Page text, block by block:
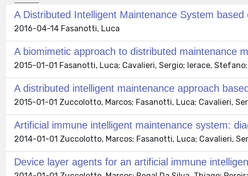
A Distributed Intelligent Maintenance System
2016-04-14 Fasanotti, Luca
A biomimetic approach to distributed maintenance
2015-01-01 Fasanotti, Luca; Cavalieri, Sergio; Ierace,
A distributed intelligent maintenance approach
2015-01-01 Zuccolotto, Marcos; Fasanotti, Luca; Cavalieri,
Artificial immune intelligent maintenance system:
2014-01-01 Zuccolotto, Marcos; Fasanotti, Luca; Cavalieri,
Device layer agents for an artificial immune